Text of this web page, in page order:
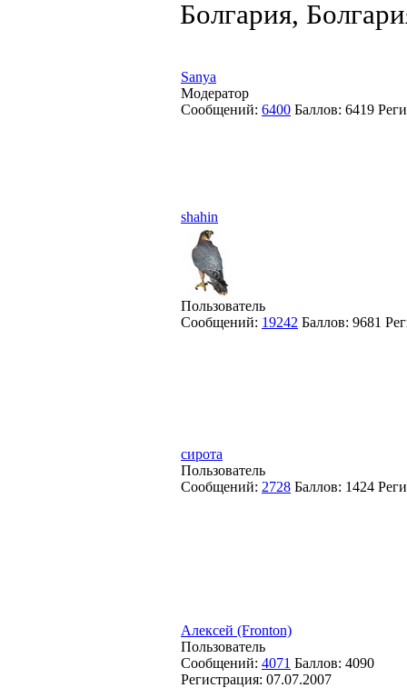
Болгария,
Sanya
Модератор
Сообщений: 6400 Баллов: 6419
shahin
Пользователь
Сообщений: 19242 Баллов: 9681
сирота
Пользователь
Сообщений: 2728 Баллов: 1424
Алексей (Fronton)
Пользователь
Сообщений: 4071 Баллов: 4090
Регистрация: 07.07.2007